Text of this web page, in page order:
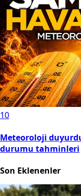
10
Meteoroloji
durumu tahminleri
Son Eklenenler